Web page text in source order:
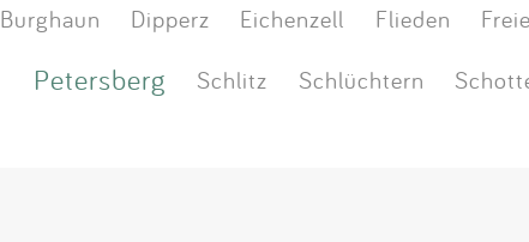
Burghaun Dipperz Eichenzell Flieden
Petersberg Schlitz Schlüchtern